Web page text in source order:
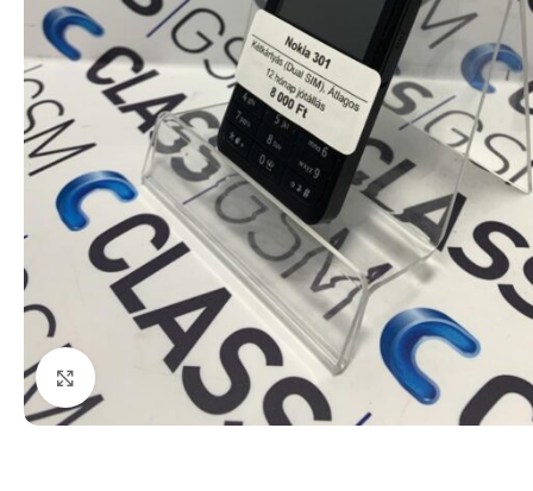
Kattints a nagyításhoz